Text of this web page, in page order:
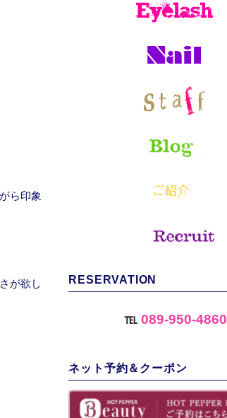
ら印象
が欲し
RESERVATION
℡089-950-4860
ネット予約＆クーポン